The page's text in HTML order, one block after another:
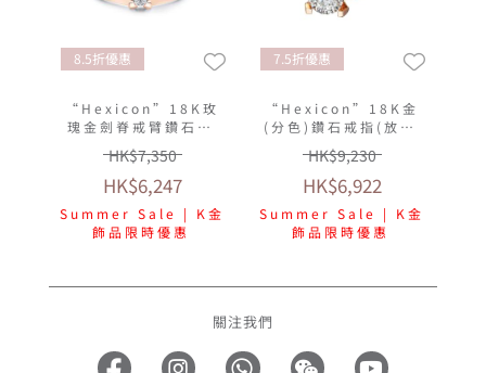
8.5折優惠
“Hexicon”18K玫
瑰金劍脊戒臂鑽石戒
指(女戒)
HK$7,350
HK$6,247
Summer Sale | K金
飾品限時優惠
7.5折優惠
“Hexicon”18K金
(分色)鑽石戒指(放閃
車花工藝)
HK$9,230
HK$6,922
Summer Sale | K金
飾品限時優惠
關注我們